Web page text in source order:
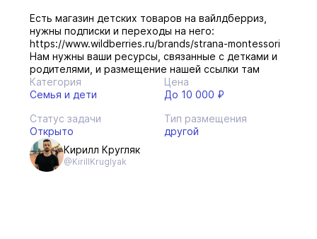
Есть магазин детских товаров на вайлдберриз,
нужны подписки и переходы на него:
https://www.wildberries.ru/brands/strana-montessori
Нам нужны ваши ресурсы, связанные с детками и
родителями, и размещение нашей ссылки там
Категория
Семья и дети
Цена
До 10 000 ₽
Статус задачи
Открыто
Тип размещения
другой
Кирилл Кругляк
@KirillKruglyak